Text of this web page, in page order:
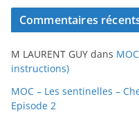
c
v
e
s
Commentaires
M LAURENT GUY dans
instructions)
MOC – Les sentinelles –
Episode 2